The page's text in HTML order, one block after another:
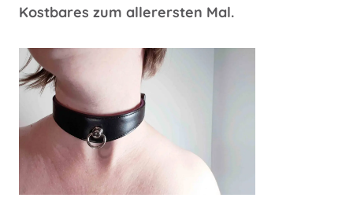
Kostbares zum allerersten Mal.